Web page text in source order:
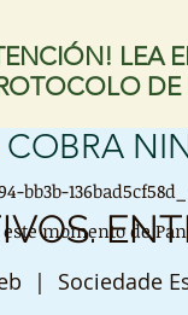
LEA
  |
Sociedade
COBRA
bb3b-
este momento de